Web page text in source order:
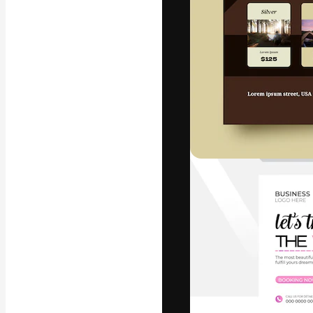
La
migliori lavori.
creativi,
Italiano
Copyright ©